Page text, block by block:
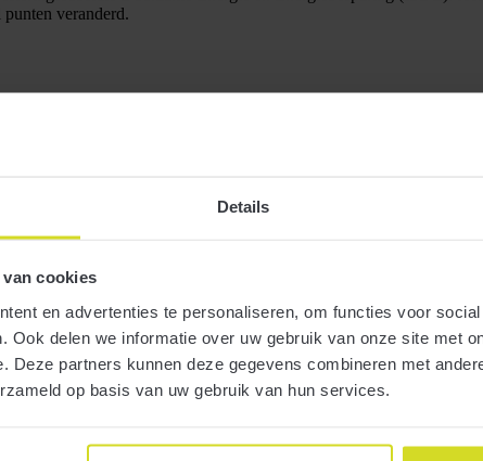
Details
cookies
en advertenties te personaliseren, om functies voor
Ook delen we informatie over uw gebruik van onze site met
Deze partners kunnen deze gegevens combineren met
op basis van uw gebruik van hun services.
veranderd.
2024
belastingwijzigingen voor 2024, die onder andere zijn